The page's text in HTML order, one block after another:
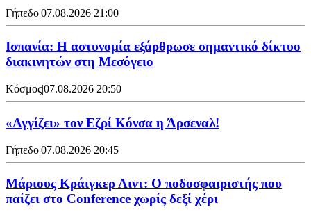
Γήπεδο|07.08.2026 21:00
Ισπανία: Η αστυνομία εξάρθρωσε σημαντικό δίκτυο
διακινητών στη Μεσόγειο
Κόσμος|07.08.2026 20:50
«Αγγίζει» τον Εζρί Κόνσα η Άρσεναλ!
Γήπεδο|07.08.2026 20:45
Μάριους Κράιγκερ Λιντ: Ο ποδοσφαιριστής που
παίζει στο Conference χωρίς δεξί χέρι